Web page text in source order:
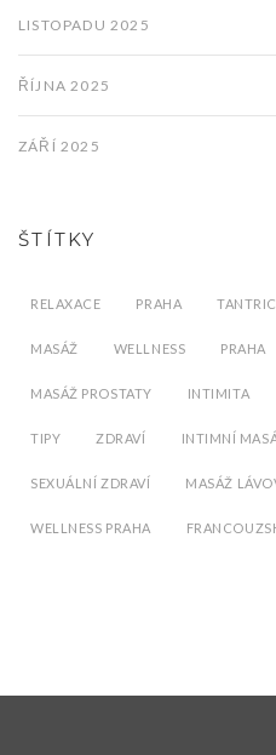
LISTOPADU 2025
ŘÍJNA 2025
ZÁŘÍ 2025
ŠTÍTKY
RELAXACE PRAHA
MASÁŽ WELLNESS PRAHA
MASÁŽ PROSTATY INTIMITA
TIPY ZDRAVÍ INTIMNÍ
SEXUÁLNÍ ZDRAVÍ MASÁŽ
WELLNESS PRAHA